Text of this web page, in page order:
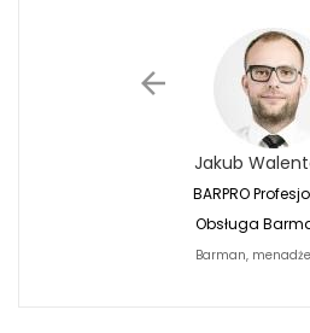
Jakub
BARPRO
Obsługa
Barman,